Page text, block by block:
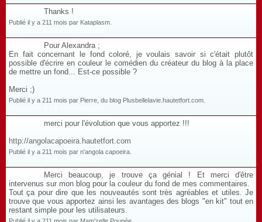
Thanks !
Publié il y a 211 mois par Kataplasm.
Pour Alexandra ;
En fait concernant le fond coloré, je voulais savoir si c'était plutôt
possible d'écrire en couleur le comédien du créateur du blog à la place
de mettre un fond... Est-ce possible ?
Merci ;)
Publié il y a 211 mois par Pierre, du blog Plusbellelavie.hautetfort.com.
merci pour l'évolution que vous apportez !!!
http://angolacapoeira.hautetfort.com
Publié il y a 211 mois par n'angola capoeira.
Merci beaucoup, je trouve ça génial ! Et merci d'être
intervenus sur mon blog pour la couleur du fond de mes commentaires.
Tout ça pour dire que les nouveautés sont très agréables et utiles. Je
trouve que vous apportez ainsi les avantages des blogs "en kit" tout en
restant simple pour les utilisateurs.